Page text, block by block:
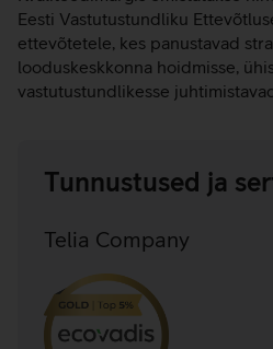
Eesti Vastutustundliku
ettevõtetele, kes panustavad
looduskeskkonna hoidmisse,
vastutustundlikesse
Tunnustused ja
Telia Company